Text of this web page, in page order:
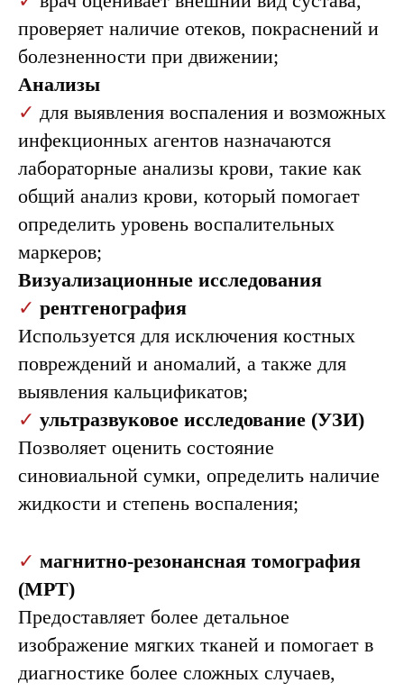
проверяет наличие отеков, покраснений и
болезненности при движении;
Анализы
✓ для выявления воспаления и возможных
инфекционных агентов назначаются
лабораторные анализы крови, такие как
общий анализ крови, который помогает
определить уровень воспалительных
маркеров;
Визуализационные исследования
✓ рентгенография
Используется для исключения костных
повреждений и аномалий, а также для
выявления кальцификатов;
✓ ультразвуковое исследование (УЗИ)
Позволяет оценить состояние
синовиальной сумки, определить наличие
жидкости и степень воспаления;
✓ магнитно-резонансная томография
(МРТ)
Предоставляет более детальное
изображение мягких тканей и помогает в
диагностике более сложных случаев,